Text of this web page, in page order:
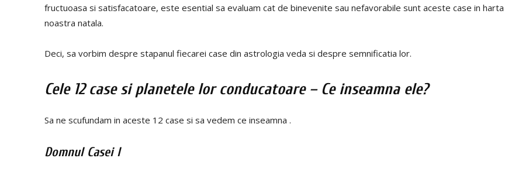
fructuoasa si satisfacatoare, este esential sa evaluam cat de binevenite sau nefavorabile sunt aceste case in harta
noastra natala.
Deci, sa vorbim despre stapanul fiecarei case din astrologia veda si despre semnificatia lor.
Cele 12 case si planetele lor conducatoare – Ce inseamna ele?
Sa ne scufundam in aceste 12 case si sa vedem ce inseamna .
Domnul Casei I